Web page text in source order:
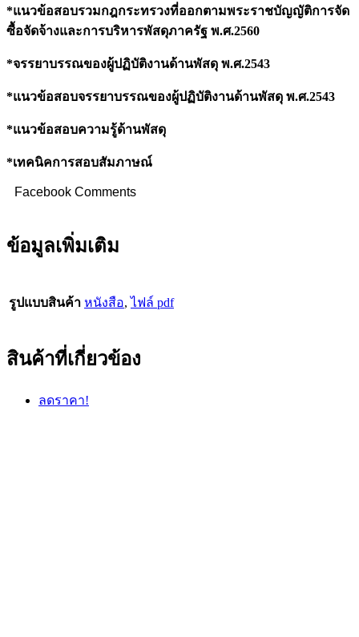
*แนวข้อสอบรวมกฎกระทรวงที่ออกตามพระราชบัญญัติการจัด
ซื้อจัดจ้างและการบริหารพัสดุภาครัฐ พ.ศ.2560
*จรรยาบรรณของผู้ปฏิบัติงานด้านพัสดุ พ.ศ.2543
*แนวข้อสอบจรรยาบรรณของผู้ปฏิบัติงานด้านพัสดุ พ.ศ.2543
*แนวข้อสอบความรู้ด้านพัสดุ
*เทคนิคการสอบสัมภาษณ์
Facebook Comments
ข้อมูลเพิ่มเติม
รูปแบบสินค้า หนังสือ,ไฟล์ pdf
สินค้าที่เกี่ยวข้อง
ลดราคา!